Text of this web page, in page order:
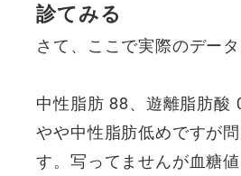
診てみる
さて、ここで実際のデータ
中性脂肪 88、遊離脂肪酸
やや中性脂肪低めですが
す。写ってませんが血糖